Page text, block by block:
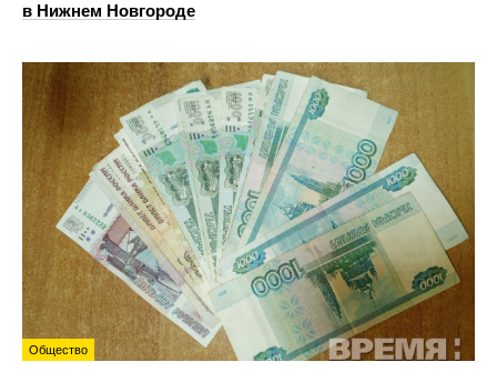
в Нижнем Новгороде
Общество